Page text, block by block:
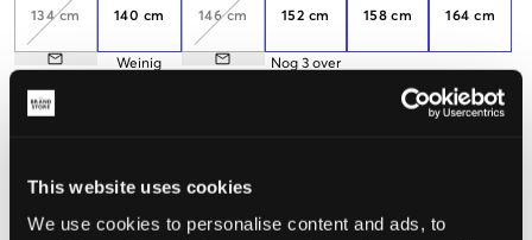
This website uses cookies
We use cookies to personalise content and ads, to
134 cm 140 cm
Weinig
146 cm 152 cm
Nog 3 over
158 cm 164 cm
170 cm
De maat lijkt